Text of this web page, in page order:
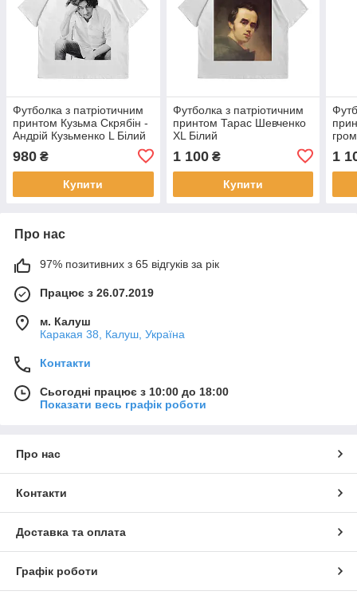
Футболка з патріотичним
принтом Кузьма Скрябін -
Андрій Кузьменко L Білий
980 ₴
Купити
Футболка з патріотичним
принтом Тарас Шевченко
XL Білий
1 100₴
Купити
1
Про нас
97% позитивних з 65 відгуків за рік
Працює з 26.07.2019
м. Калуш
Каракая 38, Калуш, Україна
Контакти
Сьогодні працює з 10:00 до 18:00
Показати весь графік роботи
Про нас
Контакти
Доставка та оплата
Графік роботи